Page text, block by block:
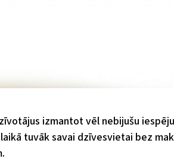
izmantot vēl nebijušu
tuvāk savai dzīvesvietai bez